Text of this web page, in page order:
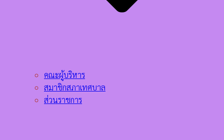
คณะผู้บริหาร
สมาชิกสภาเทศบาล
ส่วนราชการ